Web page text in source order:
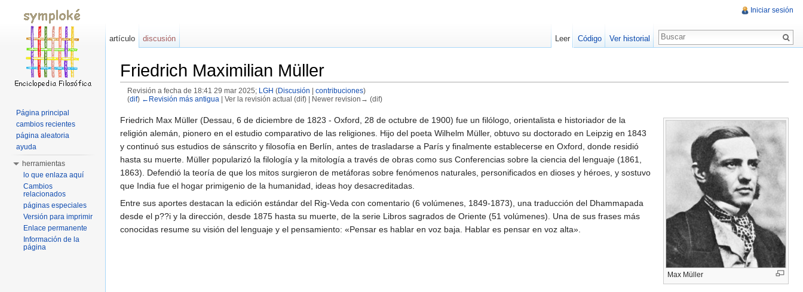
Friedrich Maximilian Müller
Revisión a fecha de 18:41 29 mar 2025; LGH (Discusión contribuciones)
(dif) ←Revisión más antigua | Ver la revisión actual (dif) | Newer revision→ (dif)
Max Müller
Friedrich Max Müller (Dessau, 6 de diciembre de 1823 - Oxford, 28 de octubre de 1900) fue un filólogo, orientalista e historiador de la
religión alemán, pionero en el estudio comparativo de las religiones. Hijo del poeta Wilhelm Müller, obtuvo su doctorado en Leipzig en 1843
y continuó sus estudios de sánscrito y filosofía en Berlín, antes de trasladarse a París y finalmente establecerse en Oxford, donde residió
hasta su muerte. Müller popularizó la filología y la mitología a través de obras como sus Conferencias sobre la ciencia del lenguaje (1861,
1863). Defendió la teoría de que los mitos surgieron de metáforas sobre fenómenos naturales, personificados en dioses y héroes, y sostuvo
que India fue el hogar primigenio de la humanidad, ideas hoy desacreditadas.
Entre sus aportes destacan la edición estándar del Rig-Veda con comentario (6 volúmenes, 1849-1873), una traducción del Dhammapada
desde el p??i y la dirección, desde 1875 hasta su muerte, de la serie Libros sagrados de Oriente (51 volúmenes). Una de sus frases más
conocidas resume su visión del lenguaje y el pensamiento: «Pensar es hablar en voz baja. Hablar es pensar en voz alta».
Iniciar sesión
artículo discusión Leer Código Ver historial
Página principal
cambios recientes
página aleatoria
ayuda
herramientas
lo que enlaza aquí
Cambios
relacionados
páginas especiales
Versión para imprimir
Enlace permanente
Información de la
página